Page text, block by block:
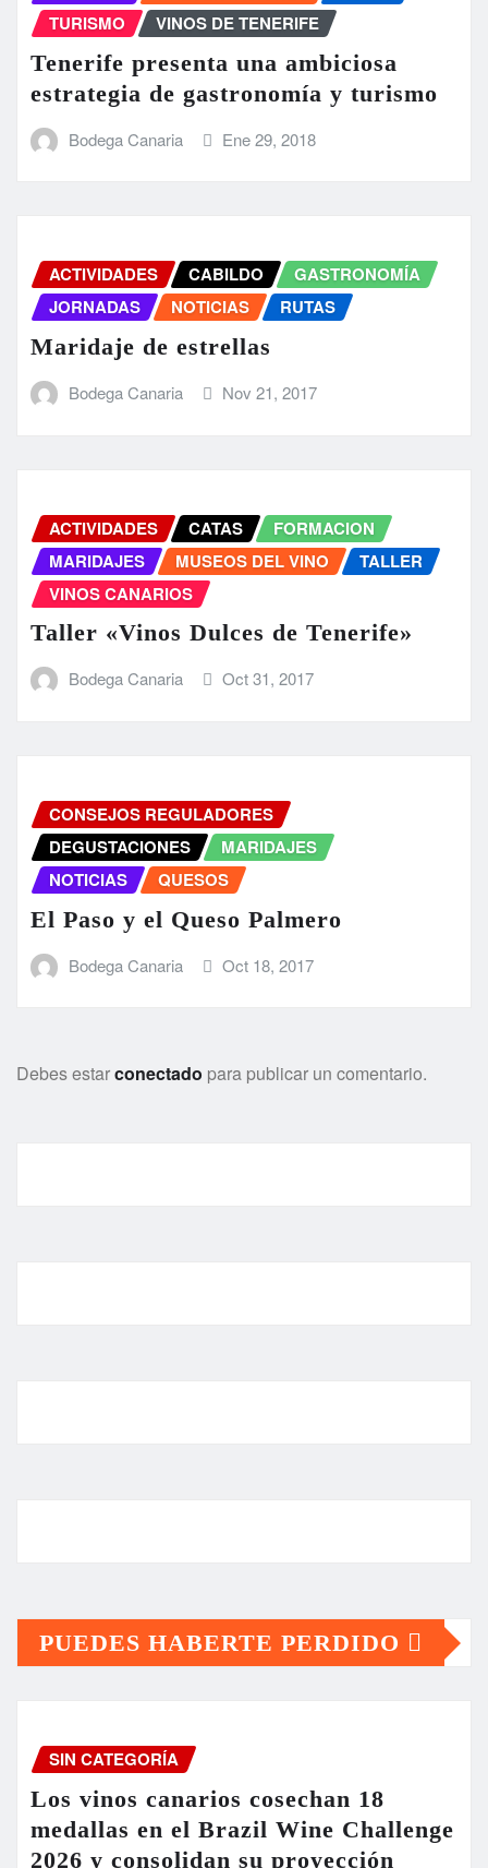
TURISMO
VINOS DE TENERIFE
Tenerife presenta una ambiciosa
estrategia de gastronomía y turismo
Bodega Canaria Ene 29, 2018
ACTIVIDADES CABILDO
GASTRONOMÍA
JORNADAS
NOTICIAS RUTAS
Maridaje de estrellas
Bodega Canaria Nov 21, 2017
ACTIVIDADES CATAS
FORMACION
MARIDAJES
MUSEOS DEL VINO
TALLER
VINOS CANARIOS
Taller «Vinos Dulces de Tenerife»
Bodega Canaria Oct 31, 2017
CONSEJOS REGULADORES
DEGUSTACIONES
MARIDAJES
NOTICIAS
QUESOS
El Paso y el Queso Palmero
Bodega Canaria Oct 18, 2017
Debes estarconectado para publicar un comentario.
PUEDES HABERTE PERDIDO
SIN CATEGORÍA
Los vinos canarios cosechan 18
medallas en el Brazil Wine Challenge
2026 y consolidan su proyección